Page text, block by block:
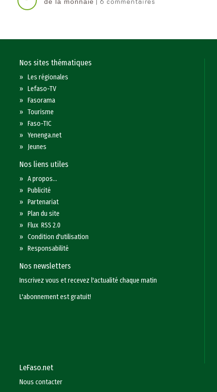
Nos sites thématiques
»Les régionales
»Lefaso-TV
»Fasorama
»Tourisme
»Faso-TIC
»Yenenga.net
» Jeunes
Nos liens utiles
»A propos...
»Publicité
»Partenariat
»Plan du site
»Flux RSS 2.0
»Condition d'utilisation
»Responsabilité
Nos newsletters
Inscrivez vous et recevez l'actualité chaque matin
L'abonnement est gratuit!
LeFaso.net
Nous contacter